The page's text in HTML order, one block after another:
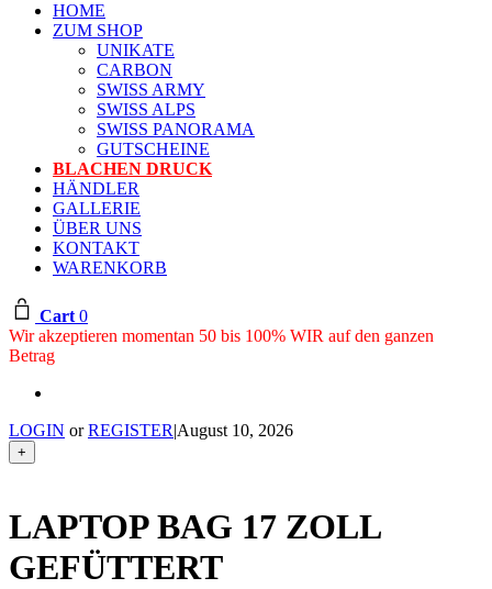
HOME
ZUM SHOP
UNIKATE
CARBON
SWISS ARMY
SWISS ALPS
SWISS PANORAMA
GUTSCHEINE
BLACHEN DRUCK
HÄNDLER
GALLERIE
ÜBER UNS
KONTAKT
WARENKORB
Cart 0
Wir akzeptieren momentan 50 bis 100% WIR auf den ganzen
Betrag
LOGIN orREGISTER|August 10, 2026
+
LAPTOP BAG 17 ZOLL
GEFÜTTERT